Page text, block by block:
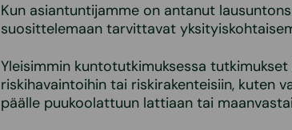
Kun asiantuntijamme on antanut
suosittelemaan tarvittavat
Yleisimmin kuntotutkimuksessa
riskihavaintoihin tai riskirakenteisiin, kuten
päälle puukoolattuun lattiaan tai